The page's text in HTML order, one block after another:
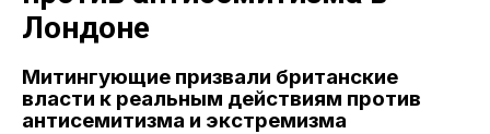
Лондоне
Митингующие призвали британские
власти к реальным действиям против
антисемитизма и экстремизма